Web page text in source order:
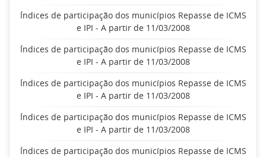
Índices de participação dos municípios Repasse de ICMS
e IPI - A partir de 11/03/2008
Índices de participação dos municípios Repasse de ICMS
e IPI - A partir de 11/03/2008
Índices de participação dos municípios Repasse de ICMS
e IPI - A partir de 11/03/2008
Índices de participação dos municípios Repasse de ICMS
e IPI - A partir de 11/03/2008
Índices de participação dos municípios Repasse de ICMS